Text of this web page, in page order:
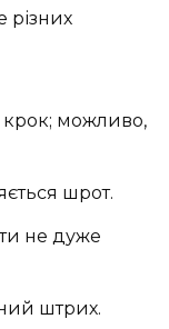
різних
крок; можливо,
шрот.
не дуже
штрих.